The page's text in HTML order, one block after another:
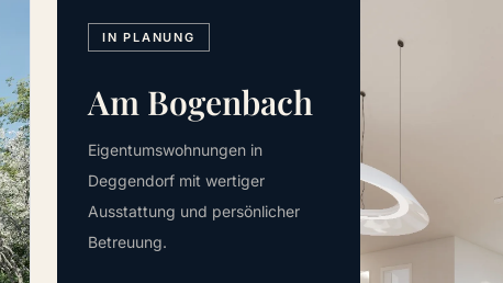
IN PLANUNG
Am Bogenbach
Eigentumswohnungen in
Deggendorf mit wertiger
Ausstattung und persönlicher
Betreuung.